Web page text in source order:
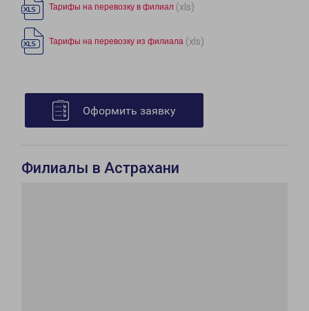
Тарифы на перевозку в филиал (xls)
Тарифы на перевозку из филиала (xls)
Оформить заявку
Филиалы в Астрахани